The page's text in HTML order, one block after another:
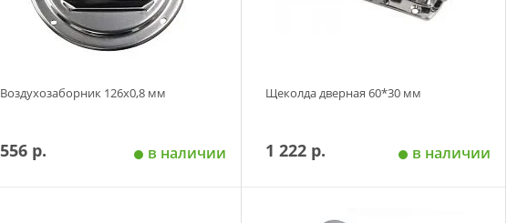
Воздухозаборник 126х0,8 мм
556 р. в наличии
Щеколда дверная 60*30 мм
1 222 р. в наличии
Добавить в корзину